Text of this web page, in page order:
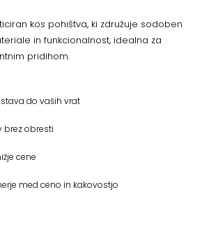
kos pohištva, ki združuje sodoben
in funkcionalnost, idealna za
pridihom.
do vaših vrat
brez obresti
cene
med ceno in kakovostjo